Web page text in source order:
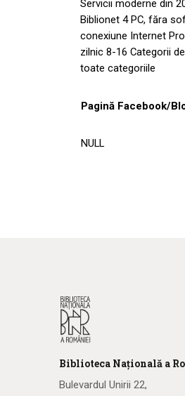
Servicii moderne din
Biblionet 4 PC, făra
conexiune Internet
zilnic 8-16 Categorii
toate categoriile
Pagină Facebook/
NULL
Biblioteca Națională a R
Bulevardul Unirii 22,